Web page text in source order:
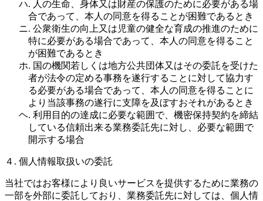
ハ. 人の生命、身体又は財産の保護のために必要がある場
合であって、本人の同意を得ることが困難であるとき
ニ. 公衆衛生の向上又は児童の健全な育成の推進のために
特に必要がある場合であって、本人の同意を得ること
が困難であるとき
ホ. 国の機関若しくは地方公共団体又はその委託を受けた
者が法令の定める事務を遂行することに対して協力す
る必要がある場合であって、本人の同意を得ることに
より当該事務の遂行に支障を及ぼすおそれがあるとき
ヘ. 利用目的の達成に必要な範囲で、機密保持契約を締結
している信頼出来る業務委託先に対し、必要な範囲で
開示する場合
４. 個人情報取扱いの委託
当社ではお客様により良いサービスを提供するために業務の
一部を外部に委託しており、業務委託先に対しては、個人情